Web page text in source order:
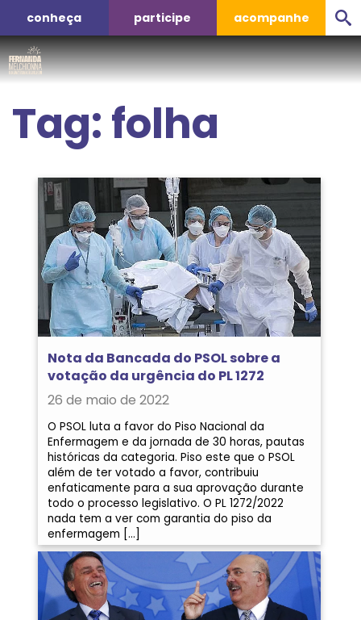
conheça participe acompanhe
Tag:folha
Nota da Bancada do PSOL sobre a
votação da urgência do PL 1272
26 de maio de 2022
O PSOL luta a favor do Piso Nacional da
Enfermagem e da jornada de 30 horas, pautas
históricas da categoria. Piso este que o PSOL
além de ter votado a favor, contribuiu
enfaticamente para a sua aprovação durante
todo o processo legislativo. O PL 1272/2022
nada tem a ver com garantia do piso da
enfermagem […]